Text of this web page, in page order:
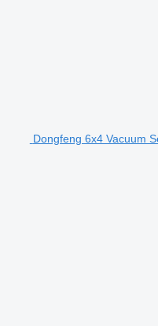
Dongfeng 6x4 Vacuum